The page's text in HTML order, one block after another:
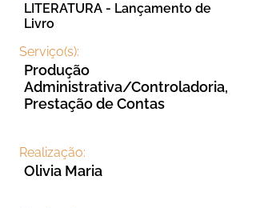
LITERATURA - Lançamento de
Livro
Serviço(s):
Produção
Administrativa/Controladoria,
Prestação de Contas
Realização:
Olivia Maria